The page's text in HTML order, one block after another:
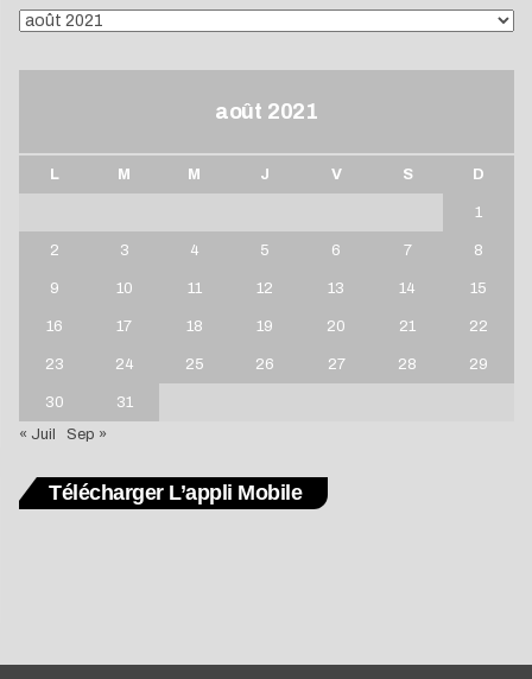
ARCHIVES
août 2021
L M M J V S D
1
2 3 4 5 6 7 8
9 10 11 12 13 14 15
16 17 18 19 20 21 22
23 24 25 26 27 28 29
30
31
« Juil
Sep »
Télécharger L’appli Mobile